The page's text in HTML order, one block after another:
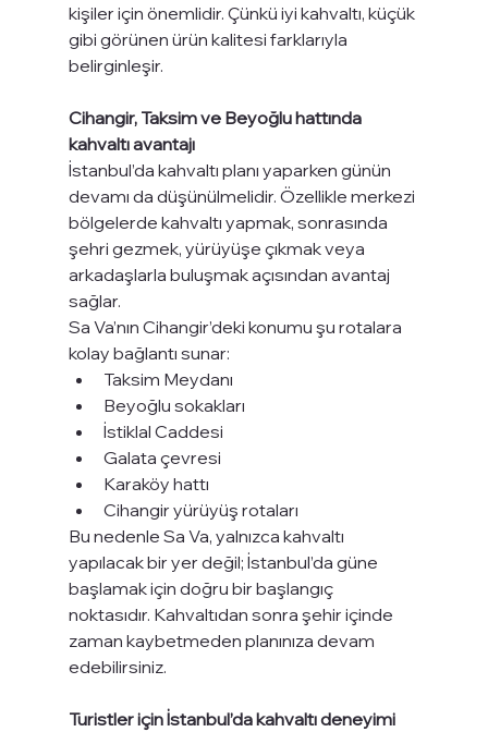
kişiler için önemlidir. Çünkü iyi kahvaltı, küçük
gibi görünen ürün kalitesi farklarıyla
belirginleşir.
Cihangir, Taksim ve Beyoğlu hattında
kahvaltı avantajı
İstanbul’da kahvaltı planı yaparken günün
devamı da düşünülmelidir. Özellikle merkezi
bölgelerde kahvaltı yapmak, sonrasında
şehri gezmek, yürüyüşe çıkmak veya
arkadaşlarla buluşmak açısından avantaj
sağlar.
Sa Va’nın Cihangir’deki konumu şu rotalara
kolay bağlantı sunar:
Taksim Meydanı
Beyoğlu sokakları
İstiklal Caddesi
Galata çevresi
Karaköy hattı
Cihangir yürüyüş rotaları
Bu nedenle Sa Va, yalnızca kahvaltı
yapılacak bir yer değil; İstanbul’da güne
başlamak için doğru bir başlangıç
noktasıdır. Kahvaltıdan sonra şehir içinde
zaman kaybetmeden planınıza devam
edebilirsiniz.
Turistler için İstanbul’da kahvaltı deneyimi